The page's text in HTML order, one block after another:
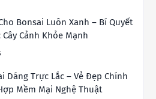
Bonsai Luôn Xanh – Bí Quyết
Cây Cảnh Khỏe Mạnh
Dáng Trực Lắc – Vẻ Đẹp Chính
Mềm Mại Nghệ Thuật